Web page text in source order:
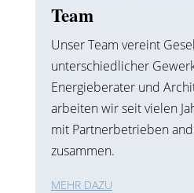
Team
Unser Team vereint
unterschiedlicher
Energieberater und
arbeiten wir seit vielen
mit Partnerbetrieben
zusammen.
MEHR DAZU